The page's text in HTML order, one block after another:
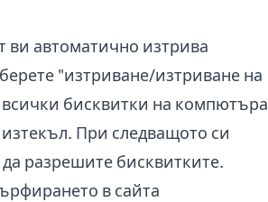
ви автоматично изтрива
"изтриване/изтриване на
бисквитки на компютъра
При следващото си
разрешите бисквитките.
в сайта